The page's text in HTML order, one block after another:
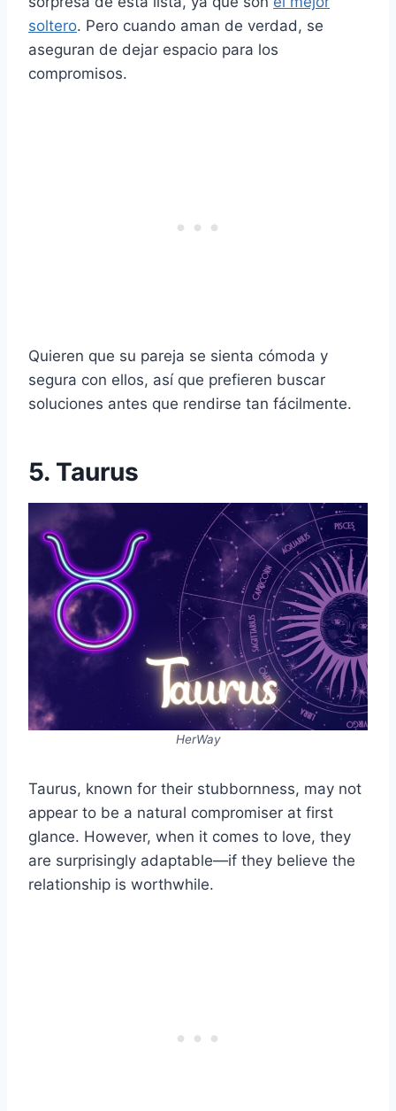
soltero. Pero cuando aman de verdad, se
aseguran de dejar espacio para los
compromisos.
Quieren que su pareja se sienta cómoda y
segura con ellos, así que prefieren buscar
soluciones antes que rendirse tan fácilmente.
5. Taurus
HerWay
Taurus, known for their stubbornness, may not
appear to be a natural compromiser at first
glance. However, when it comes to love, they
are surprisingly adaptable—if they believe the
relationship is worthwhile.